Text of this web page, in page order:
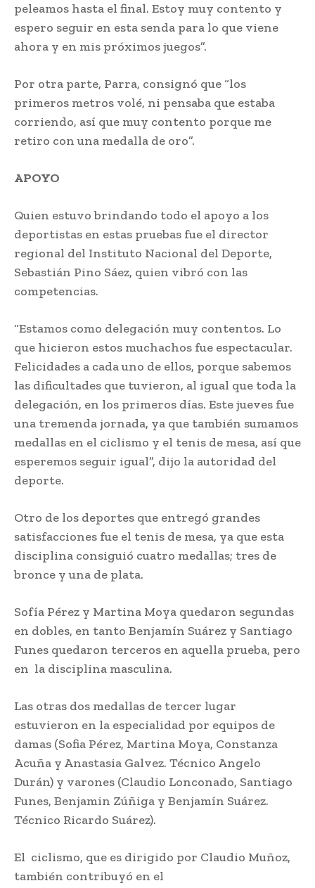
peleamos hasta el final. Estoy muy contento y
espero seguir en esta senda para lo que viene
ahora y en mis próximos juegos”.
Por otra parte, Parra, consignó que “los
primeros metros volé, ni pensaba que estaba
corriendo, así que muy contento porque me
retiro con una medalla de oro”.
APOYO
Quien estuvo brindando todo el apoyo a los
deportistas en estas pruebas fue el director
regional del Instituto Nacional del Deporte,
Sebastián Pino Sáez, quien vibró con las
competencias.
“Estamos como delegación muy contentos. Lo
que hicieron estos muchachos fue espectacular.
Felicidades a cada uno de ellos, porque sabemos
las dificultades que tuvieron, al igual que toda la
delegación, en los primeros días. Este jueves fue
una tremenda jornada, ya que también sumamos
medallas en el ciclismo y el tenis de mesa, así que
esperemos seguir igual”, dijo la autoridad del
deporte.
Otro de los deportes que entregó grandes
satisfacciones fue el tenis de mesa, ya que esta
disciplina consiguió cuatro medallas; tres de
bronce y una de plata.
Sofía Pérez y Martina Moya quedaron segundas
en dobles, en tanto Benjamín Suárez y Santiago
Funes quedaron terceros en aquella prueba, pero
en la disciplina masculina.
Las otras dos medallas de tercer lugar
estuvieron en la especialidad por equipos de
damas (Sofia Pérez, Martina Moya, Constanza
Acuña y Anastasia Galvez. Técnico Angelo
Durán) y varones (Claudio Lonconado, Santiago
Funes, Benjamin Zúñiga y Benjamín Suárez.
Técnico Ricardo Suárez).
El ciclismo, que es dirigido por Claudio Muñoz,
también contribuyó en el